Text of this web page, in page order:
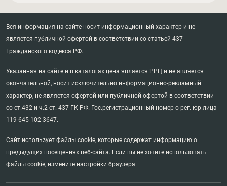
Вся информация на сайте носит информационный характер и не
является публичной офертой в соответствии со статьей 437
Гражданского кодекса РФ.
Указанная на сайте и в каталогах цена является РРЦ и не является
окончательной, носит исключительно информационно-рекламный
характер, не является офертой или публичной офертой в соответствии
со ст.432 и ч.2 ст. 437 ГК РФ. Гос.регистрационный номер о рег. юр.лица -
119 645 102 3647.
Сайт использует файлы cookie, которые содержат информацию о
предыдущих посещениях веб-сайта. Если вы не хотите использовать
файлы cookie, измените настройки браузера.